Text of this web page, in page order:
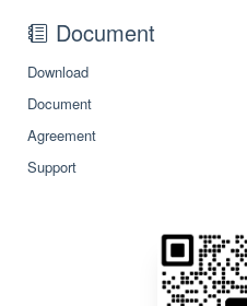
Document
Download
Document
Agreement
Support